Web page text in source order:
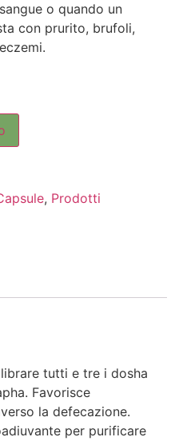
o quando un
con prurito, brufoli,
, Prodotti
tutti e tre i dosha
Favorisce
la defecazione.
per purificare